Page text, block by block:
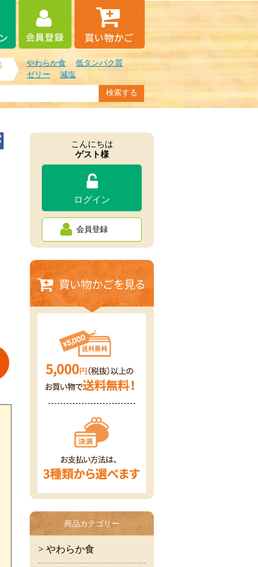
やわらか食
低タンパク質
ゼリー
減塩
こんにちは
ゲスト様
ログイン
会員登録
商品カテゴリー
> やわらか食